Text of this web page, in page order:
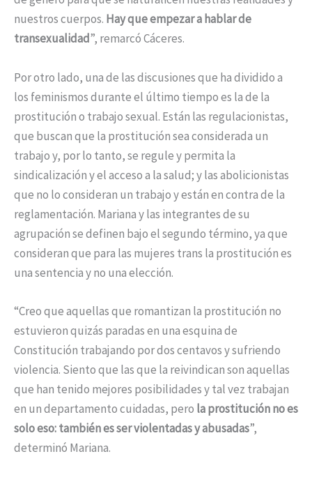
nuestros cuerpos. Hay que empezar a hablar de
transexualidad”, remarcó Cáceres.
Por otro lado, una de las discusiones que ha dividido a
los feminismos durante el último tiempo es la de la
prostitución o trabajo sexual. Están las regulacionistas,
que buscan que la prostitución sea considerada un
trabajo y, por lo tanto, se regule y permita la
sindicalización y el acceso a la salud; y las abolicionistas
que no lo consideran un trabajo y están en contra de la
reglamentación. Mariana y las integrantes de su
agrupación se definen bajo el segundo término, ya que
consideran que para las mujeres trans la prostitución es
una sentencia y no una elección.
“Creo que aquellas que romantizan la prostitución no
estuvieron quizás paradas en una esquina de
Constitución trabajando por dos centavos y sufriendo
violencia. Siento que las que la reivindican son aquellas
que han tenido mejores posibilidades y tal vez trabajan
en un departamento cuidadas, pero la prostitución no es
solo eso: también es ser violentadas y abusadas”,
determinó Mariana.